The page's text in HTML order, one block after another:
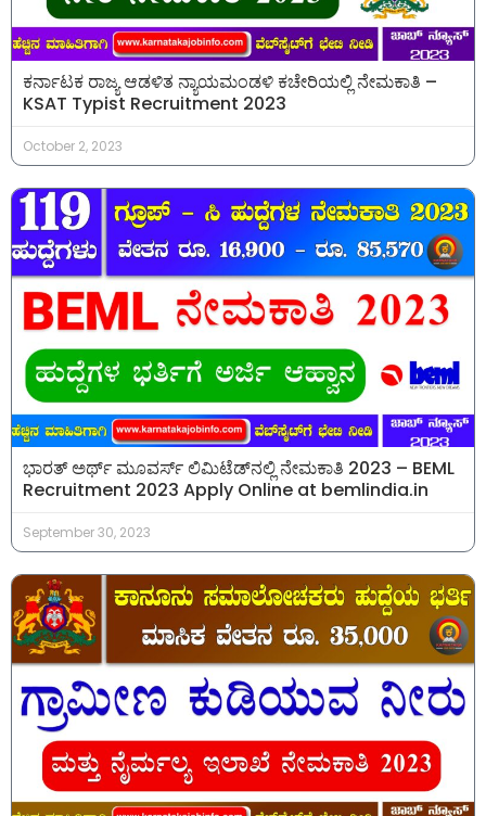
ಕರ್ನಾಟಕ ರಾಜ್ಯ ಆಡಳಿತ ನ್ಯಾಯಮಂಡಳಿ ಕಚೇರಿಯಲ್ಲಿ ನೇಮಕಾತಿ –
KSAT Typist Recruitment 2023
October 2, 2023
ಭಾರತ್ ಅರ್ಥ್ ಮೂವರ್ಸ್ ಲಿಮಿಟೆಡ್​​ನಲ್ಲಿ ನೇಮಕಾತಿ 2023 – BEML
Recruitment 2023 Apply Online at bemlindia.in
September 30, 2023